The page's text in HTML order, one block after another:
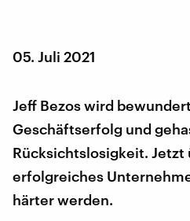
05. Juli 2021
Jeff Bezos wird
Geschäftserfolg und
Rücksichtslosigkeit. Jetzt
erfolgreiches
härter werden.